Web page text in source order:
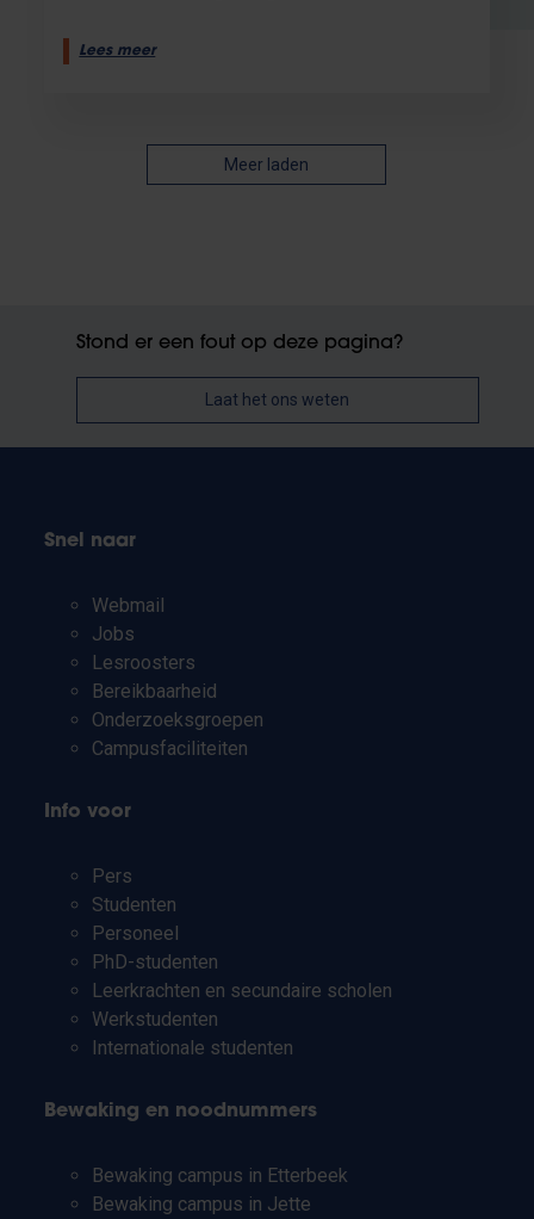
Lees meer
Meer laden
Stond er een fout op deze pagina?
Laat het ons weten
Snel naar
Webmail
Jobs
Lesroosters
Bereikbaarheid
Onderzoeksgroepen
Campusfaciliteiten
Info voor
Pers
Studenten
Personeel
PhD-studenten
Leerkrachten en secundaire scholen
Werkstudenten
Internationale studenten
Bewaking en noodnummers
Bewaking campus in Etterbeek
Bewaking campus in Jette